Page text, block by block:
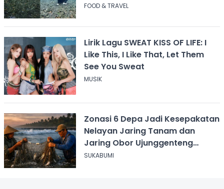
FOOD & TRAVEL
Lirik Lagu SWEAT KISS OF LIFE: I
Like This, I Like That, Let Them
See You Sweat
MUSIK
Zonasi 6 Depa Jadi Kesepakatan
Nelayan Jaring Tanam dan
Jaring Obor Ujunggenteng
Sukabumi
SUKABUMI